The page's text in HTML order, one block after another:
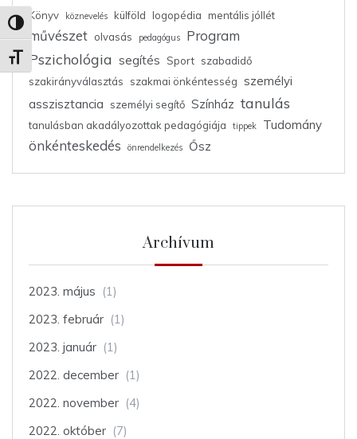
Nagy kontraszt váltása
Betűméret váltása
Könyv
köznevelés külföld logopédia mentális jóllét
művészet olvasás pedagógus Program
Pszichológia segítés Sport szabadidő
szakirányválasztás
szakmai önkéntesség személyi
asszisztancia
személyi segítő Színház tanulás
tanulásban akadályozottak pedagógiája tippek Tudomány
önkénteskedés önrendelkezés Ősz
Archívum
2023. május (1)
2023. február (1)
2023. január (1)
2022. december (1)
2022. november (4)
2022. október (7)